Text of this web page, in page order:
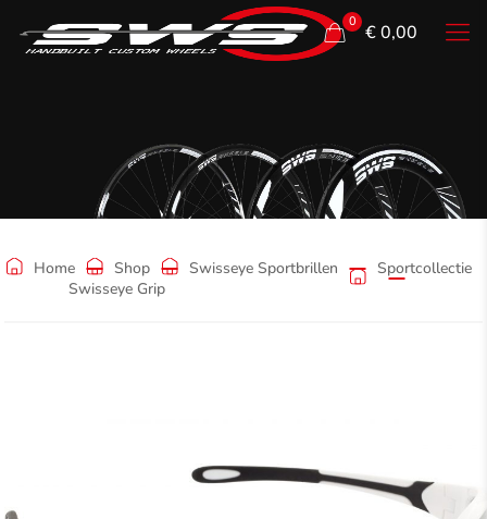
0 € 0,00
Shop
Home Shop Swisseye Sportbrillen
Sportcollectie
Swisseye Grip